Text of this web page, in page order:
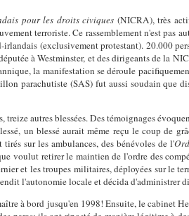
pour les droits civiques (NICRA), très
terroriste. Ce rassemblement n'est pas
(exclusivement protestant). 20.000
à Westminster, et des dirigeants de la
la manifestation se déroule
parachutiste (SAS) fut aussi soudain que
autres blessées. Des témoignages
un blessé aurait même reçu le coup de
sur les ambulances, des bénévoles de l'
voulut retirer le maintien de l'ordre des
et les troupes militaires, déployées sur le
l'autonomie locale et décida d'administrer
à bord jusqu'en 1998! Ensuite, le cabinet